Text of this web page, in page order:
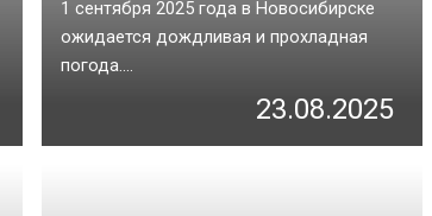
1 сентября 2025 года в Новосибирске
ожидается дождливая и прохладная
погода....
23.08.2025